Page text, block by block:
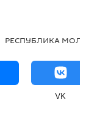
РЕСПУБЛИКА
VK